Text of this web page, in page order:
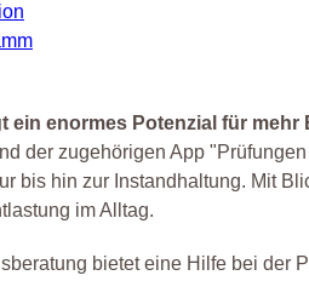
ein enormes Potenzial für
der zugehörigen App
bis hin zur Instandhaltung. Mit
im Alltag.
bietet eine Hilfe bei der